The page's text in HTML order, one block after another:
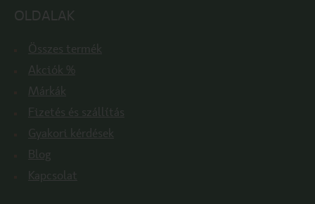
OLDALAK
Összes termék
Akciók %
Márkák
Fizetés és szállítás
Gyakori kérdések
Blog
Kapcsolat